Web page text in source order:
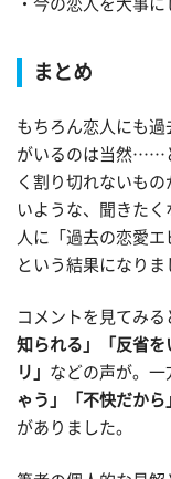
・今の恋人を大事
まとめ
もちろん恋人にも
がいるのは当然……
く割り切れないも
いような、聞きた
人に「過去の恋愛
という結果になりま
コメントを見てみ
知られる」「反省
リ」 などの声が。一
ゃう」「不快だから
がありました。